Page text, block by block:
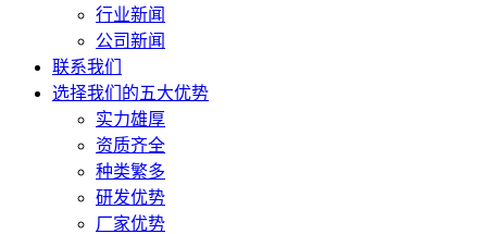
行业新闻
公司新闻
联系我们
选择我们的五大优势
实力雄厚
资质齐全
种类繁多
研发优势
厂家优势